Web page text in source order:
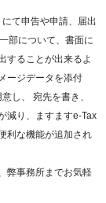
て申告や申請、届出
部について、書面に
することが出来るよ
ージデータを添付
し、 宛先を書き、
減り、ますますe-Tax
利な機能が追加され
弊事務所までお気軽